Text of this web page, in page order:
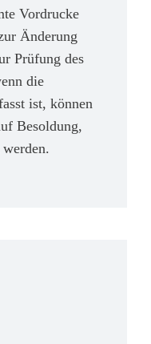
Vordrucke
Änderung
Prüfung des
die
ist, können
Besoldung,